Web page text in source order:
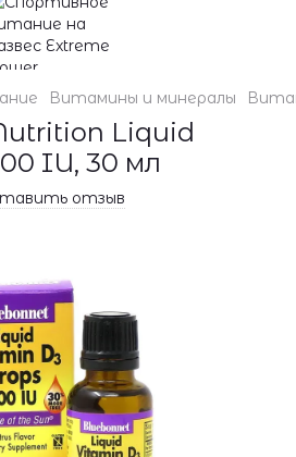
Витамины и минералы
Liquid
IU, 30 мл
отзыв